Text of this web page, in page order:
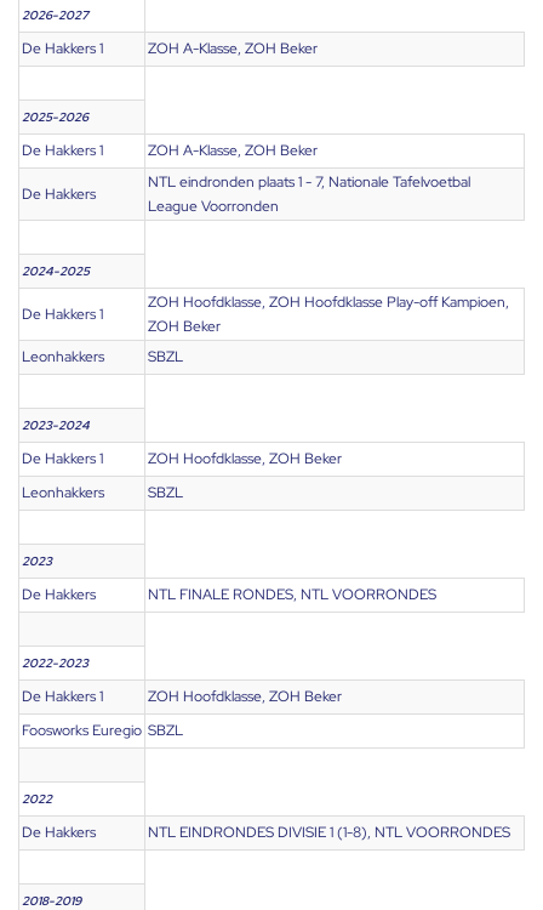
2026-2027
De Hakkers 1 ZOH A-Klasse, ZOH Beker
2025-2026
De Hakkers 1 ZOH A-Klasse, ZOH Beker
De Hakkers
NTL eindronden plaats 1 - 7, Nationale Tafelvoetbal
League Voorronden
2024-2025
De Hakkers 1
ZOH Hoofdklasse, ZOH Hoofdklasse Play-off Kampioen,
ZOH Beker
Leonhakkers
SBZL
2023-2024
De Hakkers 1
ZOH Hoofdklasse, ZOH Beker
Leonhakkers
SBZL
2023
De Hakkers NTL FINALE RONDES, NTL VOORRONDES
2022-2023
De Hakkers 1
ZOH Hoofdklasse, ZOH Beker
Foosworks Euregio SBZL
2022
De Hakkers NTL EINDRONDES DIVISIE 1 (1-8), NTL VOORRONDES
2018-2019